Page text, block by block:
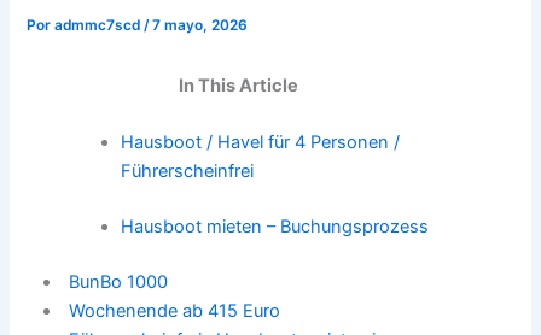
Poradmmc7scd/7 mayo, 2026
In This Article
Hausboot / Havel für 4 Personen /
Führerscheinfrei
Hausboot mieten – Buchungsprozess
BunBo 1000
Wochenende ab 415 Euro